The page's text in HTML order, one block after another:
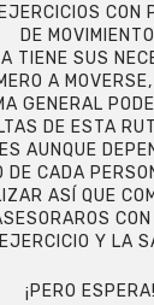
CON
DE
TIENE SUS
A
GENERAL
DE ESTA
AUNQUE
DE CADA
ASÍ QUE
Y LA
¡PERO ESPERA!